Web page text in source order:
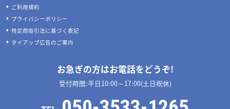
ご利用規約
プライバシーポリシー
特定商取引法に基づく表記
タイアップ広告のご案内
お急ぎの方はお電話をどうぞ!
受付時間:平日10:00～17:00(土日祝休)